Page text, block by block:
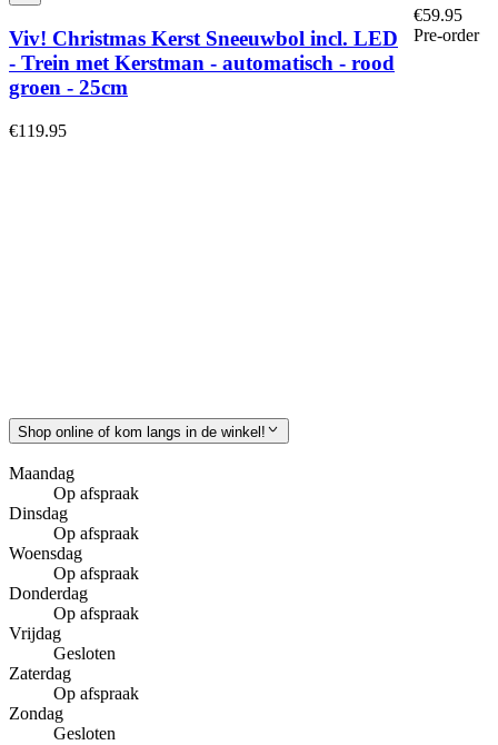
Viv! Christmas Kerst Sneeuwbol incl. LED
- Trein met Kerstman - automatisch - rood
groen - 25cm
€119.95
€59.95
Pre-order
Shop online of kom langs in de winkel!
Maandag
Op afspraak
Dinsdag
Op afspraak
Woensdag
Op afspraak
Donderdag
Op afspraak
Vrijdag
Gesloten
Zaterdag
Op afspraak
Zondag
Gesloten